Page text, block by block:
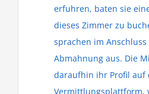
erfuhren, baten sie
dieses Zimmer zu
sprachen im Anschluss
Abmahnung aus. Die
daraufhin ihr Profil auf
Vermittlungsplattform,